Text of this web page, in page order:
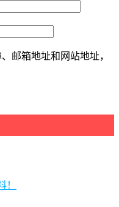
邮箱地址和网站地址，
！